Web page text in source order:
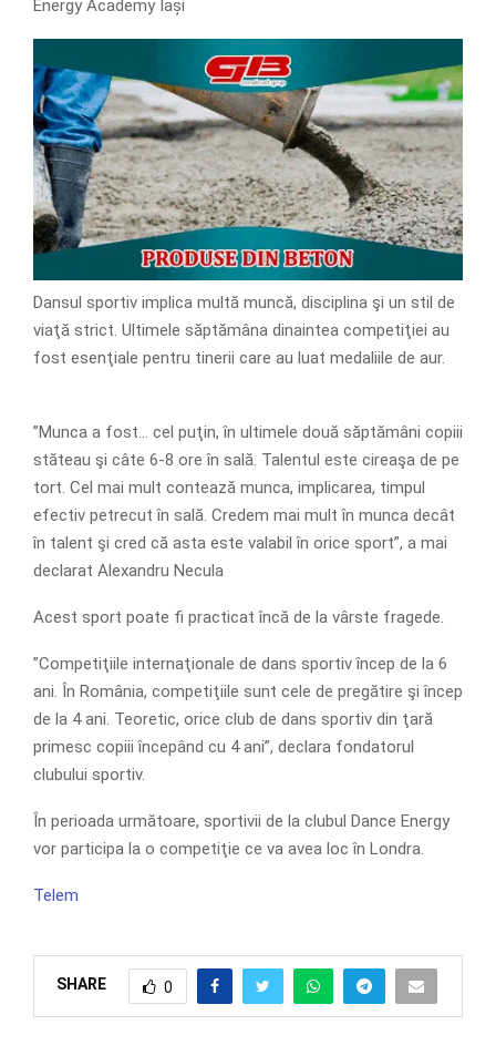
Energy Academy Iași
Dansul sportiv implica multă muncă, disciplina şi un stil de
viaţă strict. Ultimele săptămâna dinaintea competiţiei au
fost esenţiale pentru tinerii care au luat medaliile de aur.
”Munca a fost… cel puţin, în ultimele două săptămâni copiii
stăteau şi câte 6-8 ore în sală. Talentul este cireaşa de pe
tort. Cel mai mult contează munca, implicarea, timpul
efectiv petrecut în sală. Credem mai mult în munca decât
în talent şi cred că asta este valabil în orice sport”, a mai
declarat Alexandru Necula
Acest sport poate fi practicat încă de la vârste fragede.
”Competiţiile internaţionale de dans sportiv încep de la 6
ani. În România, competiţiile sunt cele de pregătire şi încep
de la 4 ani. Teoretic, orice club de dans sportiv din ţară
primesc copiii începând cu 4 ani”, declara fondatorul
clubului sportiv.
În perioada următoare, sportivii de la clubul Dance Energy
vor participa la o competiţie ce va avea loc în Londra.
Telem
SHARE 0